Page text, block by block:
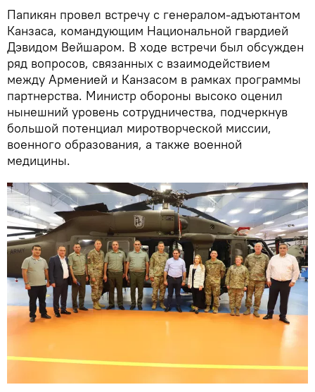
Папикян провел встречу с генералом-адъютантом
Канзаса, командующим Национальной гвардией
Дэвидом Вейшаром. В ходе встречи был обсужден
ряд вопросов, связанных с взаимодействием
между Арменией и Канзасом в рамках программы
партнерства. Министр обороны высоко оценил
нынешний уровень сотрудничества, подчеркнув
большой потенциал миротворческой миссии,
военного образования, а также военной
медицины.